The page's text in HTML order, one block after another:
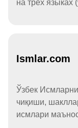
на трёх языках
Ismlar.com
Ўзбек
чиқиши,
исмлари